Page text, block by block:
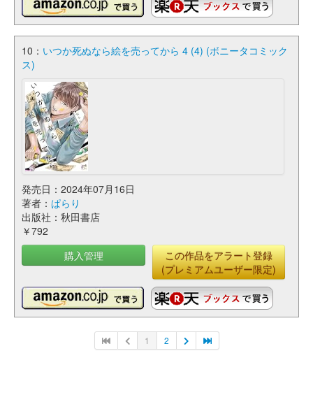
10： いつか死ぬなら絵を売ってから 4 (4) (ボニータコミック
ス)
発売日：2024年07月16日
著者： ぱらり
出版社：秋田書店
￥792
購入管理
この作品をアラート登録
(プレミアムユーザー限定)
1 2